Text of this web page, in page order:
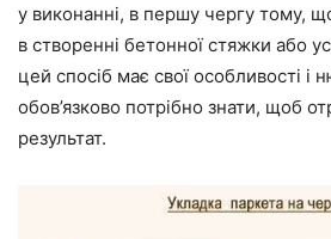
у виконанні, в першу чергу тому,
в створенні бетонної стяжки або
цей спосіб має свої особливості і
обов’язково потрібно знати, щоб
результат.